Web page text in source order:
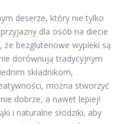
deserze, który nie tylko
dla osób na diecie
że bezglutenowe wypieki są
dorównują tradycyjnym
składnikom,
można stworzyć
dobrze, a nawet lepiej!
i naturalne słodziki, aby